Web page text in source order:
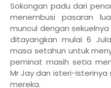
Sokongan padu dari
menembusi pasaran
muncul dengan sekuelnya
ditayangkan mulai 6
masa setahun untuk
peminat masih setia
Mr Jay dan isteri-
mereka.